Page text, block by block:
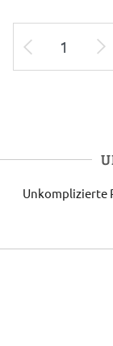
Unkomplizierte